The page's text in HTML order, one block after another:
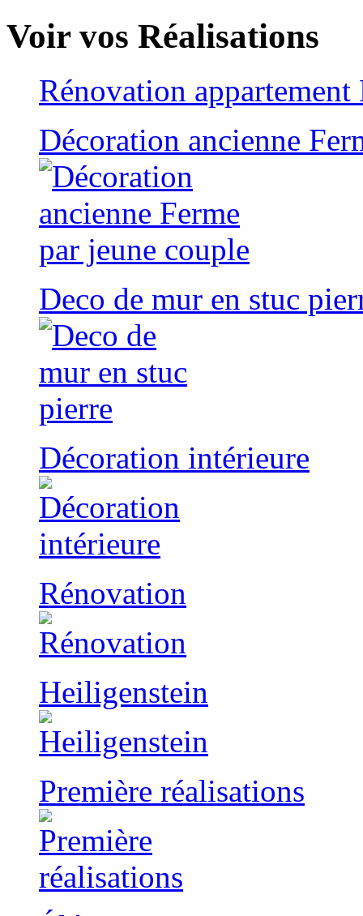
Voir vos Réalisations
Rénovation
Décoration ancienne
Deco de mur en stuc
Décoration intérieure
Rénovation
Heiligenstein
Première réalisations